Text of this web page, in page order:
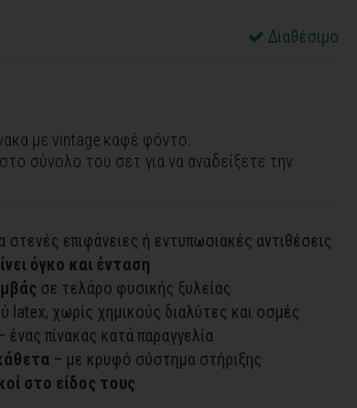
Διαθέσιμο
με vintage καφέ φόντο.
σύνολο του σετ για να αναδείξετε την
στενές επιφάνειες ή εντυπωσιακές αντιθέσεις
όγκο και ένταση
σε τελάρο φυσικής ξυλείας
latex, χωρίς χημικούς διαλύτες και οσμές
ένας πίνακας κατά παραγγελία
– με κρυφό σύστημα στήριξης
στο είδος τους